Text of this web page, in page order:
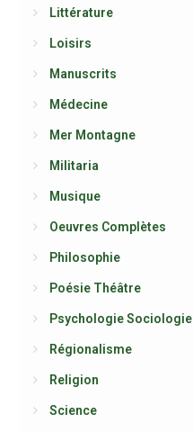
Littérature
Loisirs
Manuscrits
Médecine
Mer Montagne
Militaria
Musique
Oeuvres Complètes
Philosophie
Poésie Théâtre
Psychologie Sociologie
Régionalisme
Religion
Science